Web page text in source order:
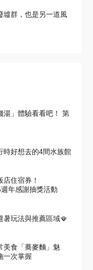
墟群，也是另一道風
湯」體驗看看吧！ 第
時好想去的4間水族館
住宿券！
週年感謝抽獎活動
暑玩法與推薦區域🪭
美食「蕎麥麵」魅
一次掌握